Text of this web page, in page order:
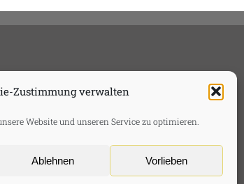
Zustimmung verwalten
Website und unseren Service zu optimieren.
Ablehnen Vorlieben